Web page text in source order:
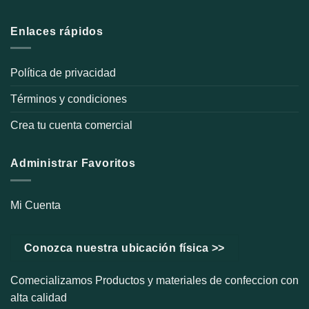
Enlaces rápidos
Política de privacidad
Términos y condiciones
Crea tu cuenta comercial
Administrar Favoritos
Mi Cuenta
Conozca nuestra ubicación física >>
Comecializamos Productos y materiales de confeccion con
alta calidad